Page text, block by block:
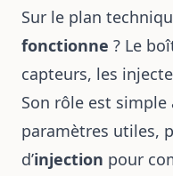
Sur le plan
fonctionne ? Le
capteurs, les
Son rôle est simple
paramètres utiles,
d’injection pour